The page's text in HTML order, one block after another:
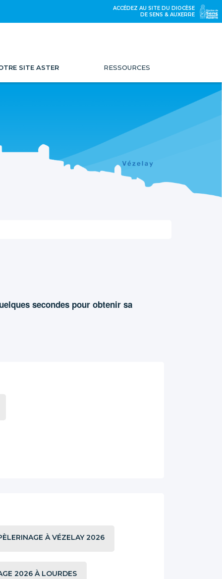
ACCÉDEZ AU SITE DU DIOCÈSE
DE SENS & AUXERRE
SITE ASTER RESSOURCES
secondes pour obtenir sa
À VÉZELAY 2026
2026 À LOURDES